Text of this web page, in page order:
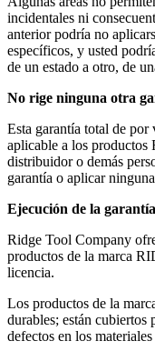
incidentales ni
anterior podría no
específicos, y usted
de un estado a otro, de
No rige ninguna otra
Esta garantía total de
aplicable a los
distribuidor o demás
garantía o aplicar
Ejecución de la
Ridge Tool Company
productos de la marca
licencia.
Los productos de la
durables; están
defectos en los